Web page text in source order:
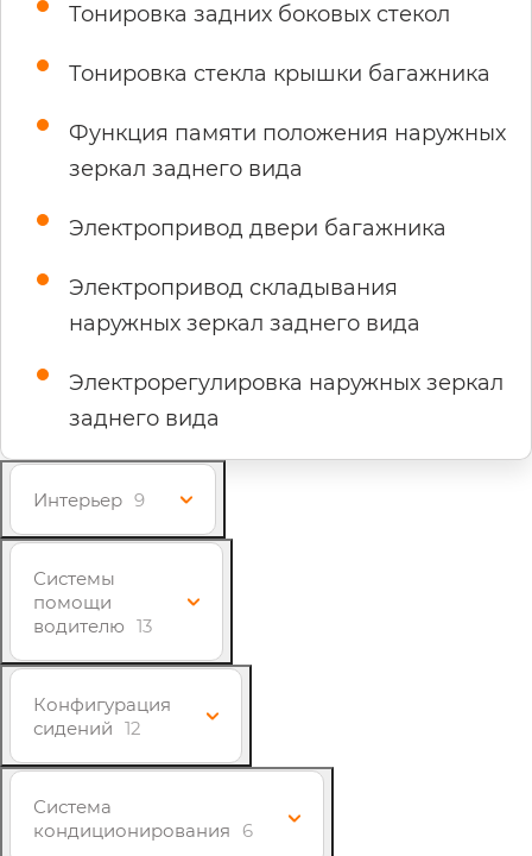
Тонировка задних боковых стекол
Тонировка стекла крышки багажника
Функция памяти положения наружных
зеркал заднего вида
Электропривод двери багажника
Электропривод складывания
наружных зеркал заднего вида
Электрорегулировка наружных зеркал
заднего вида
Интерьер 9
Системы
помощи
водителю 13
Конфигурация
сидений 12
Система
кондиционирования 6